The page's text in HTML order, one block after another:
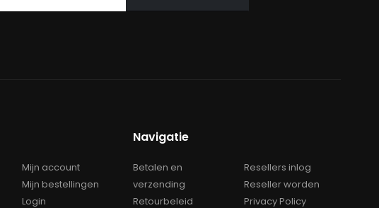
Mijn account
Mijn bestellingen
Login
Navigatie
Betalen en
verzending
Retourbeleid
Resellers inlog
Reseller worden
Privacy Policy